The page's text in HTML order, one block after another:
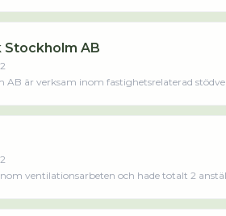
AB
AB är verksam inom fastighetsrelaterad
ventilationsarbeten och hade totalt 2
räkenskapsåret (2024).Läs merLäs mindre